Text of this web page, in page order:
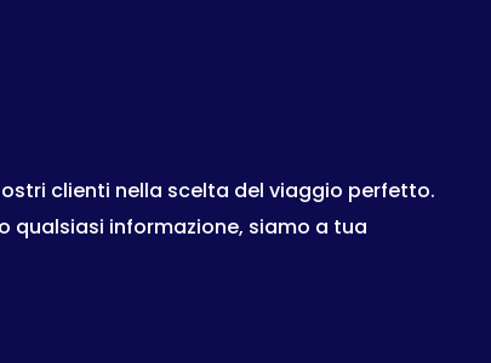
clienti nella scelta del viaggio perfetto.
qualsiasi informazione, siamo a tua